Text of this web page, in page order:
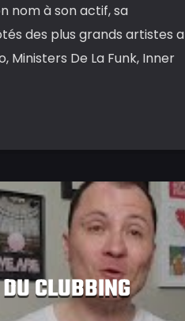
nom à son actif, sa
des plus grands artistes a
Ministers De La Funk, Inner
CLUBBING